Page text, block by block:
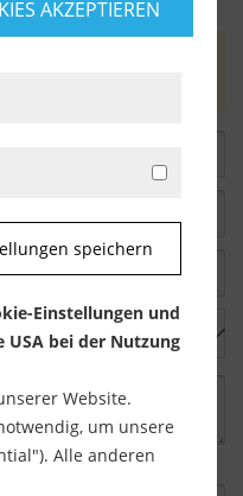
Textfeld ein.
AKZEPTIEREN
speichern
Einstellungen und
bei der Nutzung
Website.
um unsere
Alle anderen